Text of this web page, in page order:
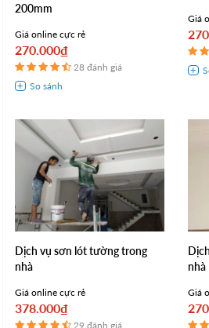
200mm
Giá online cực rẻ
270.000₫
28 đánh giá
Giá
Dịch vụ sơn lót tường trong
nhà
Giá online cực rẻ
378.000₫
29 đánh giá
nhà
Giá